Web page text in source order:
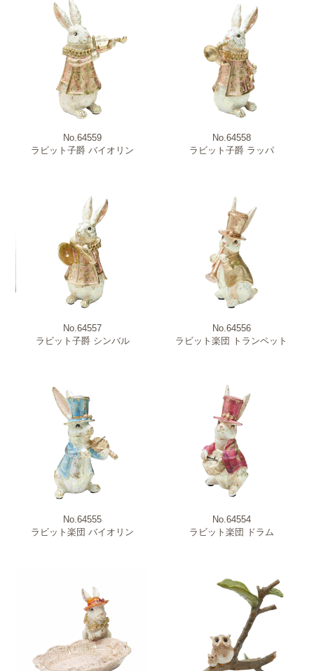
No.64559
ラビット子爵 バイオリン
No.64558
ラビット子爵 ラッパ
No.64557
ラビット子爵 シンバル
No.64556
ラビット楽団 トランペット
No.64555
ラビット楽団 バイオリン
No.64554
ラビット楽団 ドラム